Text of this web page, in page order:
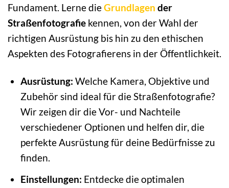
Fundament. Lerne dieGrundlagen der
Straßenfotografie kennen, von der Wahl der
richtigen Ausrüstung bis hin zu den ethischen
Aspekten des Fotografierens in der Öffentlichkeit.
Ausrüstung: Welche Kamera, Objektive und
Zubehör sind ideal für die Straßenfotografie?
Wir zeigen dir die Vor- und Nachteile
verschiedener Optionen und helfen dir, die
perfekte Ausrüstung für deine Bedürfnisse zu
finden.
Einstellungen: Entdecke die optimalen